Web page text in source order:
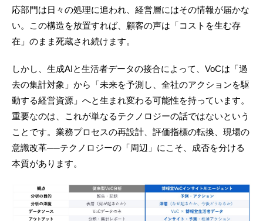
応部門は日々の処理に追われ、経営層にはその情報が届かな
い。この構造を放置すれば、顧客の声は「コストを生む存
在」のまま死蔵され続けます。
しかし、生成AIと生活者データの接合によって、VoCは「過
去の集計対象」から「未来を予測し、全社のアクションを駆
動する経営資源」へと生まれ変わる可能性を持っています。
重要なのは、これが単なるテクノロジーの話ではないという
ことです。業務プロセスの再設計、評価指標の転換、現場の
意識改革──テクノロジーの「周辺」にこそ、成否を分ける
本質があります。